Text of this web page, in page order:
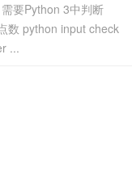
要Python 3中判断
数 python input check
...